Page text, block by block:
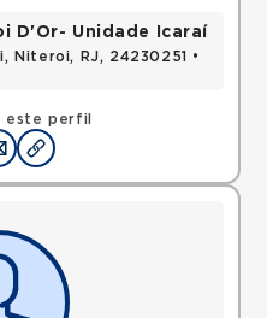
este perfil
D'Or- Unidade Icaraí
Niteroi, RJ, 24230251 •